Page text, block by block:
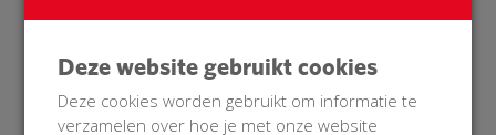
de vereniging besloten om deze gratis cursussen
alleen in de geplande weken te geven.
Inschrijvingen na 1 december 2018 zullen niet in
Deze website gebruikt cookies
Deze cookies worden gebruikt om informatie te
verzamelen over hoe je met onze website